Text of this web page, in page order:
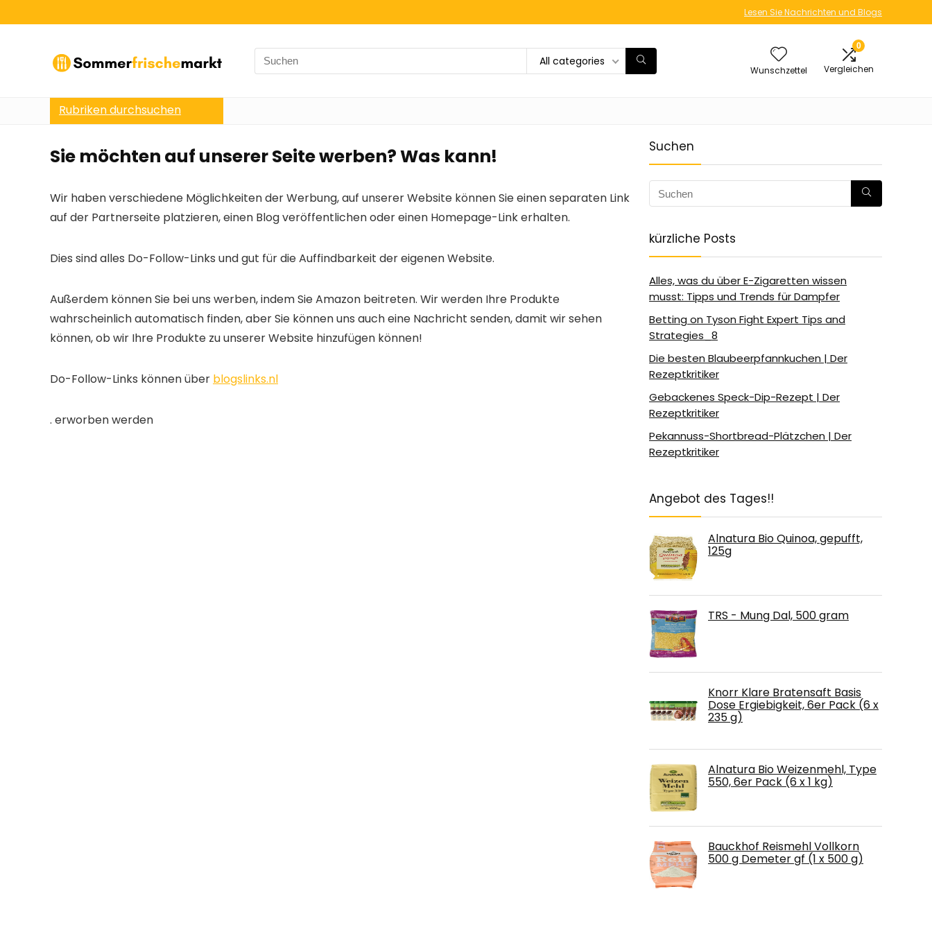
Lesen Sie Nachrichten und Blogs
Search
for:
All categories
Wunschzettel
0
Vergleichen
Rubriken durchsuchen
Sie möchten auf unserer Seite werben? Was kann!
Wir haben verschiedene Möglichkeiten der Werbung, auf unserer Website können Sie einen separaten Link
auf der Partnerseite platzieren, einen Blog veröffentlichen oder einen Homepage-Link erhalten.
Dies sind alles Do-Follow-Links und gut für die Auffindbarkeit der eigenen Website.
Außerdem können Sie bei uns werben, indem Sie Amazon beitreten. Wir werden Ihre Produkte
wahrscheinlich automatisch finden, aber Sie können uns auch eine Nachricht senden, damit wir sehen
können, ob wir Ihre Produkte zu unserer Website hinzufügen können!
Do-Follow-Links können über blogslinks.nl
. erworben werden
Suchen
kürzliche Posts
Alles, was du über E-Zigaretten wissen
musst: Tipps und Trends für Dampfer
Betting on Tyson Fight Expert Tips and
Strategies_8
Die besten Blaubeerpfannkuchen | Der
Rezeptkritiker
Gebackenes Speck-Dip-Rezept | Der
Rezeptkritiker
Pekannuss-Shortbread-Plätzchen | Der
Rezeptkritiker
Angebot des Tages!!
Alnatura Bio Quinoa, gepufft,
125g
TRS - Mung Dal, 500 gram
Knorr Klare Bratensaft Basis
Dose Ergiebigkeit, 6er Pack (6 x
235 g)
Alnatura Bio Weizenmehl, Type
550, 6er Pack (6 x 1 kg)
Bauckhof Reismehl Vollkorn
500 g Demeter gf (1 x 500 g)